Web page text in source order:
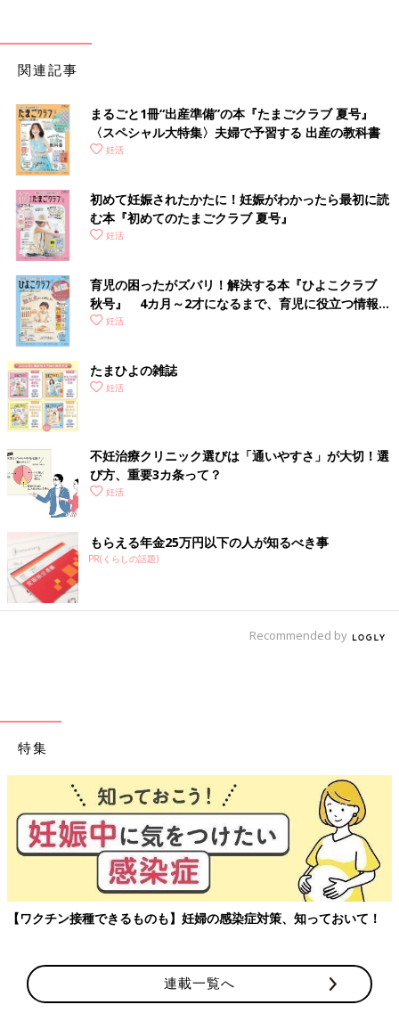
関連記事
まるごと1冊“出産準備”の本『たまごクラブ 夏号』
〈スペシャル大特集〉夫婦で予習する 出産の教科書
妊活
初めて妊娠されたかたに！妊娠がわかったら最初に読
む本『初めてのたまごクラブ 夏号』
妊活
育児の困ったがズバリ！解決する本『ひよこクラブ
秋号』 4カ月～2才になるまで、育児に役立つ情報が
いっぱい！
妊活
たまひよの雑誌
妊活
不妊治療クリニック選びは「通いやすさ」が大切！選
び方、重要3カ条って？
妊活
もらえる年金25万円以下の人が知るべき事
PR(くらしの話題)
Recommended by
特集
おいて！
玉川大学教育学部教授、大豆生田先生に子どもたちの
アルを聞く連載。
連載一覧へ